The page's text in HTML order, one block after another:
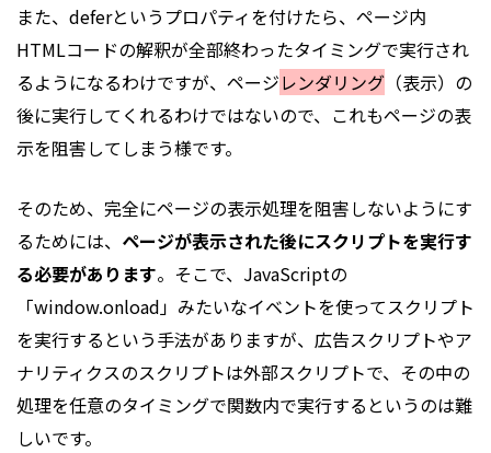
また、deferというプロパティを付けたら、ページ内
HTMLコードの解釈が全部終わったタイミングで実行され
るようになるわけですが、ページレンダリング （表示）の
後に実行してくれるわけではないので、これもページの表
示を阻害してしまう様です。
そのため、完全にページの表示処理を阻害しないようにす
るためには、 ページが表示された後にスクリプトを実行す
る必要があります。そこで、JavaScriptの
「window.onload」みたいなイベントを使ってスクリプト
を実行するという手法がありますが、広告スクリプトやア
ナリティクスのスクリプトは外部スクリプトで、その中の
処理を任意のタイミングで関数内で実行するというのは難
しいです。